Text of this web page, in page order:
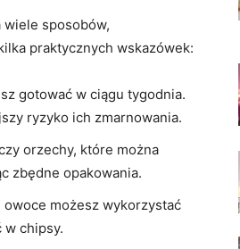
sposobów,
praktycznych wskazówek:
gotować w ciągu tygodnia.
ryzyko ich zmarnowania.
orzechy, które można
zbędne opakowania.
możesz wykorzystać
w chipsy.